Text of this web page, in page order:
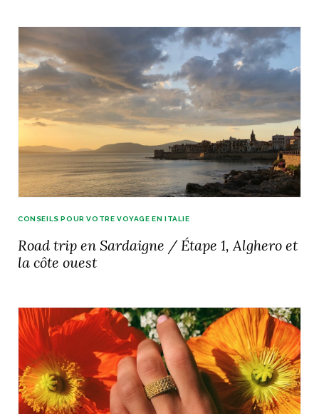
CONSEILS POUR VOTRE VOYAGE EN ITALIE
Road trip en Sardaigne / Étape 1, Alghero et
la côte ouest